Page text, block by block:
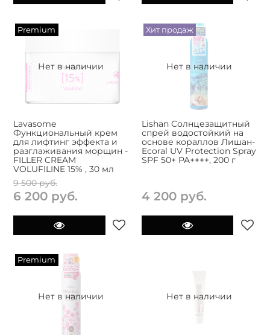
Нет в наличии
Premium
Lavasome
Функциональный крем
для лифтинг эффекта и
разглаживания морщин -
FILLER CREAM
VOLUFILINE 15% , 30 мл
9 500 руб.
6 200 руб.
Нет в наличии
Хит продаж
Lishan Солнцезащитный
спрей водостойкий на
основе кораллов Лишан-
Ecoral UV Protection Spray
SPF 50+ PA++++, 200 г
4 200 руб.
Нет в наличии
Premium
Нет в наличии